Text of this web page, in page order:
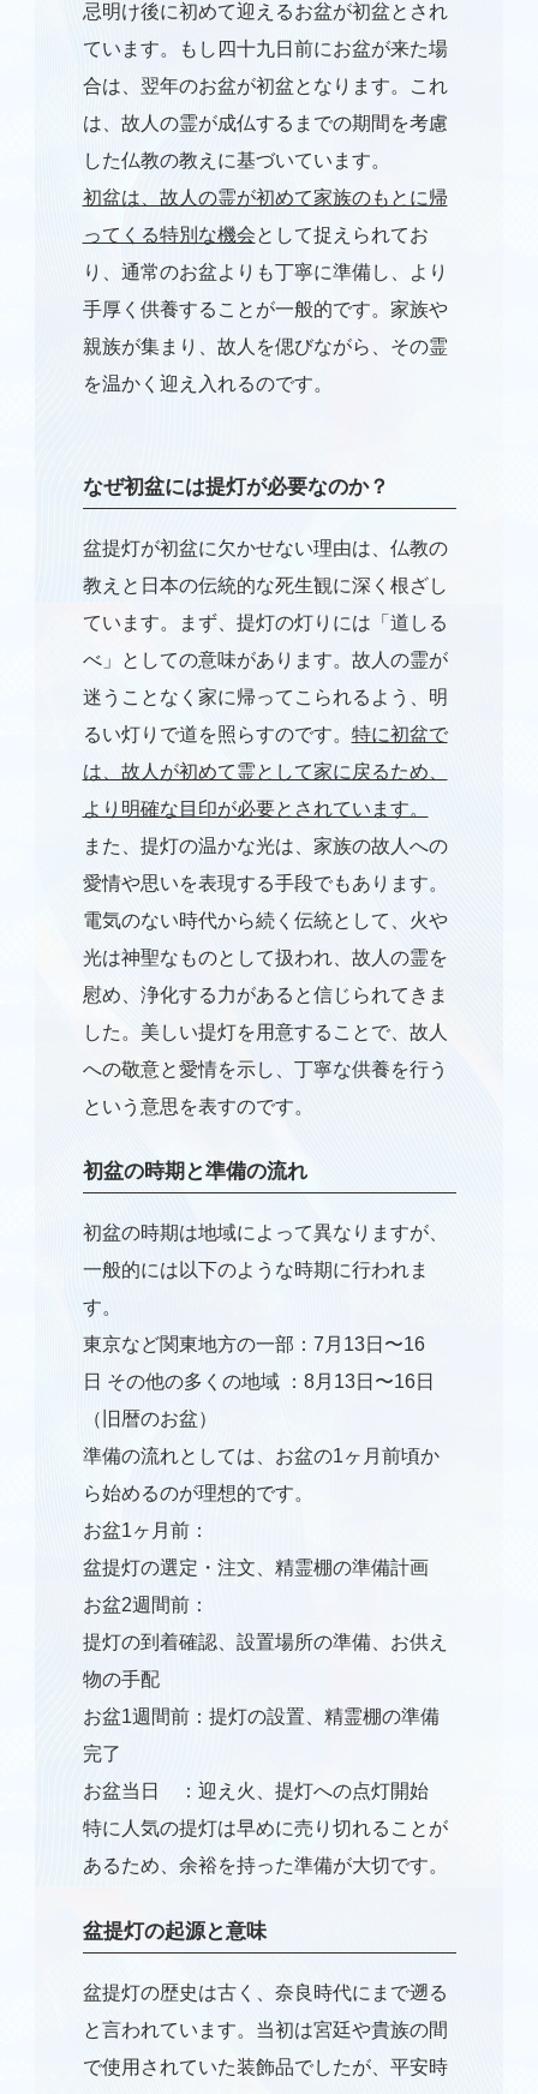
忌明け後に初めて迎えるお盆が初盆とされ
ています。もし四十九日前にお盆が来た場
合は、翌年のお盆が初盆となります。これ
は、故人の霊が成仏するまでの期間を考慮
した仏教の教えに基づいています。
初盆は、故人の霊が初めて家族のもとに帰
ってくる特別な機会として捉えられてお
り、通常のお盆よりも丁寧に準備し、より
手厚く供養することが一般的です。家族や
親族が集まり、故人を偲びながら、その霊
を温かく迎え入れるのです。
なぜ初盆には提灯が必要なのか？
盆提灯が初盆に欠かせない理由は、仏教の
教えと日本の伝統的な死生観に深く根ざし
ています。まず、提灯の灯りには「道しる
べ」としての意味があります。故人の霊が
迷うことなく家に帰ってこられるよう、明
るい灯りで道を照らすのです。 特に初盆で
は、故人が初めて霊として家に戻るため、
より明確な目印が必要とされています。
また、提灯の温かな光は、家族の故人への
愛情や思いを表現する手段でもあります。
電気のない時代から続く伝統として、火や
光は神聖なものとして扱われ、故人の霊を
慰め、浄化する力があると信じられてきま
した。美しい提灯を用意することで、故人
への敬意と愛情を示し、丁寧な供養を行う
という意思を表すのです。
初盆の時期と準備の流れ
初盆の時期は地域によって異なりますが、
一般的には以下のような時期に行われま
す。
東京など関東地方の一部： 7月 13日〜16
日 その他の多くの地域 ： 8月 13日〜16日
（旧暦のお盆）
準備の流れとしては、お盆の1ヶ月前頃か
ら始めるのが理想的です。
お盆1ヶ月前：
盆提灯の選定・注文、精霊棚の準備計画
お盆2週間前：
提灯の到着確認、設置場所の準備、お供え
物の手配
お盆1週間前：提灯の設置、精霊棚の準備
完了
お盆当日
：迎え火、提灯への点灯開始
特に人気の提灯は早めに売り切れることが
あるため、余裕を持った準備が大切です。
盆提灯の起源と意味
盆提灯の歴史は古く、奈良時代にまで遡る
と言われています。当初は宮廷や貴族の間
で使用されていた装飾品でしたが、平安時